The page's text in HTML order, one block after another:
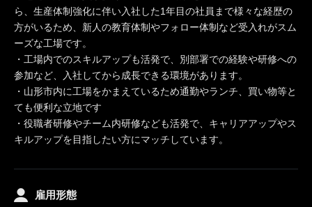
ら、生産体制強化に伴い入社した1年目の社員まで様々な経歴の
方がいるため、新人の教育体制やフォロー体制など受入れがスム
ーズな工場です。
・工場内でのスキルアップも活発で、別部署での経験や研修への
参加など、入社してから成長できる環境があります。
・山形市内に工場をかまえているため通勤やランチ、買い物等と
ても便利な立地です
・役職者研修やチーム内研修なども活発で、キャリアアップやス
キルアップを目指したい方にマッチしています。
雇用形態